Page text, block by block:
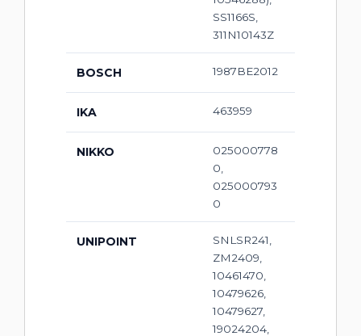
SS1166S,
311N10143Z
BOSCH 1987BE2012
IKA 463959
NIKKO
025000778
0,
025000793
0
UNIPOINT
SNLSR241,
ZM2409,
10461470,
10479626,
10479627,
19024204,